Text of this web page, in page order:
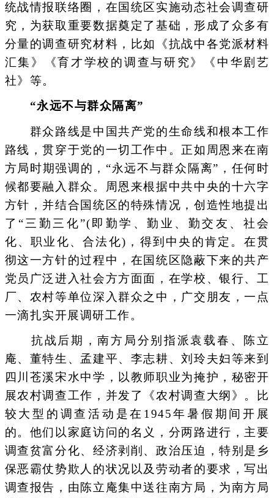
统战情报联络圈，在国统区实施动态社会调查研
究，为获取重要数据奠定了基础，形成了众多有
分量的调查研究材料，比如《抗战中各党派材料
汇集》《育才学校的调查与研究》《中华剧艺
社》等。
“永远不与群众隔离”
群众路线是中国共产党的生命线和根本工作
路线，贯穿于党的一切工作中。正如周恩来在南
方局时期强调的，“永远不与群众隔离”，任何时
候都要融入群众。周恩来根据中共中央的十六字
方针，并结合国统区的特殊情况，创造性地提出
了“三勤三化”(即勤学、勤业、勤交友、社会
化、职业化、合法化)，得到中央的肯定。在贯
彻这一方针的过程中，在国统区隐蔽下来的共产
党员广泛进入社会方方面面，在学校、银行、工
厂、农村等单位深入群众之中，广交朋友，一点
一滴扎实开展调研工作。
抗战后期，南方局分别指派袁载春、陈立
庵、董特生、孟建平、李志耕、刘玲夫妇等来到
四川苍溪宋水中学，以教师职业为掩护，秘密开
展农村调查工作，并发了《农村调查大纲》。比
较大型的调查活动是在1945年暑假期间开展
的。他们以家庭访问的名义，分两路进行，主要
调查贫富分化、经济剥削、政治压迫，特别是乡
保恶霸仗势欺人的状况以及劳动者的要求，写出
调查报告，由陈立庵集中送往南方局，为南方局